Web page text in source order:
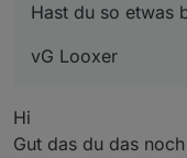
Hast du so etwas
vG Looxer
Hi
Gut das du das